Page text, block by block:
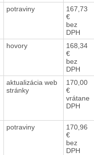
potraviny
167,73
€
bez
DPH
hovory
168,34
€
bez
DPH
aktualizácia web
stránky
170,00
€
vrátane
DPH
potraviny
170,96
€
bez
DPH